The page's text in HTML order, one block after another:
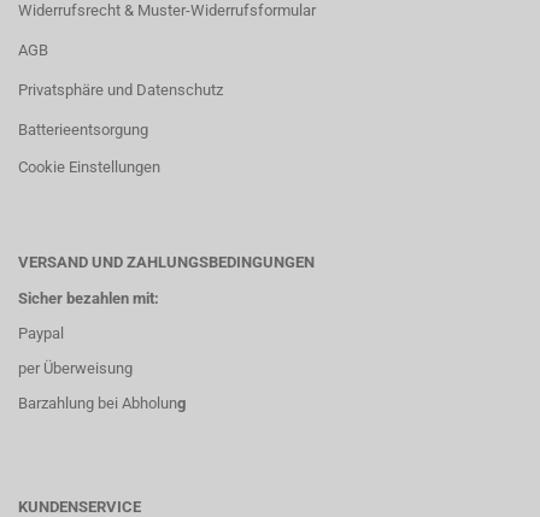
Widerrufsrecht & Muster-Widerrufsformular
AGB
Privatsphäre und Datenschutz
Batterieentsorgung
Cookie Einstellungen
VERSAND UND ZAHLUNGSBEDINGUNGEN
Sicher bezahlen mit:
Paypal
per Überweisung
Barzahlung bei Abholung
KUNDENSERVICE